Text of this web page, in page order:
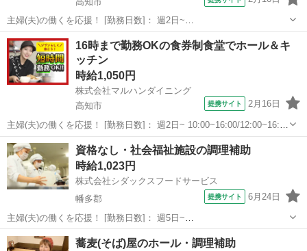
主婦(夫)の働くを応援！ [勤務日数]： 週2日~
10:15~16:00/10:15~18:00/12:00~18:00 月/火/水/木/金/土/日 などから選
べます [勤務地・最寄駅]： 高知県高知市高須2-14-2...
高知 高知市 その他
16時まで勤務OKの食券制食堂でホール＆キ
ッチン
時給1,050円
株式会社マルハンダイニング
高知市
提携サイト 2月16日
主婦(夫)の働くを応援！ [勤務日数]： 週2日~ 10:00~16:00/12:00~16:00
月/火/水/木/金/土/日 などから選べます [勤務地・最寄駅]： 高知県高知
市南ノ丸町3-1 ごはんどき高知桟橋店 桟...
高知 高知市 その他
資格なし・社会福祉施設の調理補助
時給1,023円
株式会社シダックスフードサービス
幡多郡
提携サイト 6月24日
主婦(夫)の働くを応援！ [勤務日数]： 週5日~
09:30~18:30/12:00~15:30/14:30~18:30 [勤務地・最寄駅]： 高知県幡多
郡黒潮町佐賀３１７７ 特別養護老人ホーム かしま荘 内厨房 《...
高知 幡多郡 その他
蕎麦(そば)屋のホール・調理補助